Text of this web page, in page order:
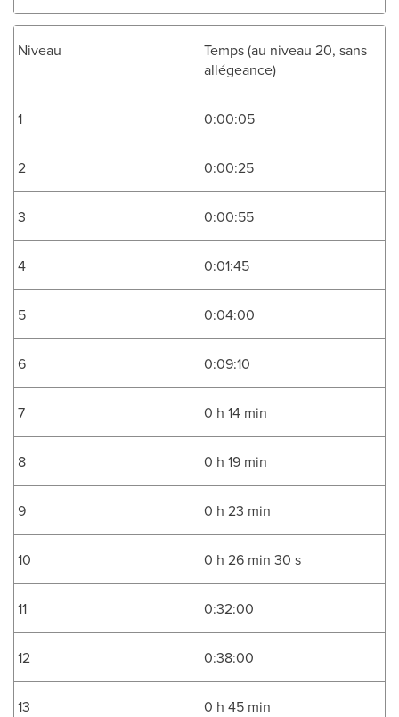
Niveau
Temps (au niveau 20, sans
allégeance)
1 0:00:05
2 0:00:25
3 0:00:55
4 0:01:45
5 0:04:00
6 0:09:10
7 0 h 14 min
8 0 h 19 min
9 0 h 23 min
10 0 h 26 min 30 s
11 0:32:00
12 0:38:00
13 0 h 45 min